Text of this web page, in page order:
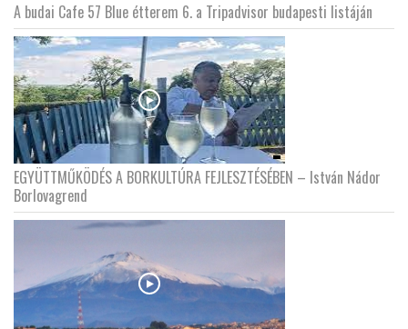
A budai Cafe 57 Blue étterem 6. a Tripadvisor budapesti listáján
EGYÜTTMŰKÖDÉS A BORKULTÚRA FEJLESZTÉSÉBEN – István Nádor
Borlovagrend